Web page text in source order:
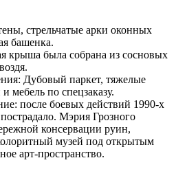
стрельчатые арки оконных
башенка.
крыша была собрана из сосновых
Дубовый паркет, тяжелые
мебель по спецзаказу.
после боевых действий 1990-х
Мэрия Грозного
консервации руин,
музей под открытым
арт-пространство.